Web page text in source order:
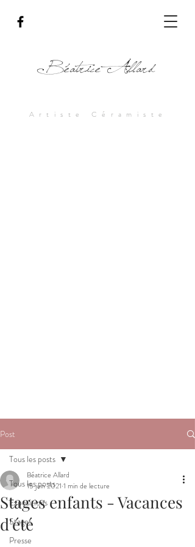
Béatrice Allard
Artiste Céramiste
Post
Tous les posts
Expositions
Stages
Presse
Tous les posts
Stages enfants - Vacances
d'été
Béatrice Allard
15 juin 2021 1 min de lecture